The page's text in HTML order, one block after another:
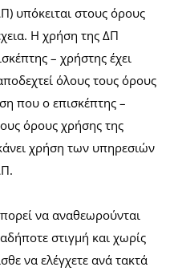
υπόκειται στους όρους
Η χρήση της ΔΠ
– χρήστης έχει
όλους τους όρους
που ο επισκέπτης –
όρους χρήσης της
χρήση των υπηρεσιών
να αναθεωρούνται
στιγμή και χωρίς
να ελέγχετε ανά τακτά